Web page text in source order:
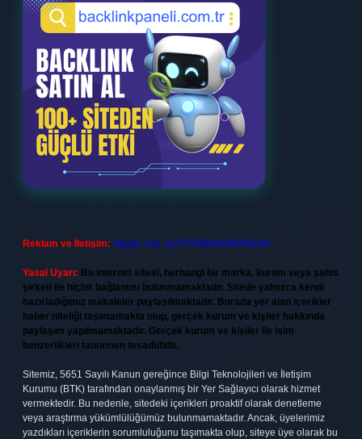
Reklam ve İletişim: Skype: live:.cid.575569c608265c69
Yasal Uyarı: Bu internet sitesi, herhangi bir marka, kurum veya şahıs
şirketi ile hiçbir bağlantısı bulunmamaktadır. Sitede yalnızca kendi
hazırladığımız makaleler paylaşılmaktadır. Burada yer alan içerikler
haber niteliği taşımamakta olup, gerçek kurum ve kişiler hakkında
paylaşım yapılmamaktadır. Gerçek kurum ve kişiler ile isim
benzerlikleri tamamen tesadüfidir.
Sitemiz, 5651 Sayılı Kanun gereğince Bilgi Teknolojileri ve İletişim
Kurumu (BTK) tarafından onaylanmış bir Yer Sağlayıcı olarak hizmet
vermektedir. Bu nedenle, sitedeki içerikleri proaktif olarak denetleme
veya araştırma yükümlülüğümüz bulunmamaktadır. Ancak, üyelerimiz
yazdıkları içeriklerin sorumluluğunu taşımakta olup, siteye üye olarak bu